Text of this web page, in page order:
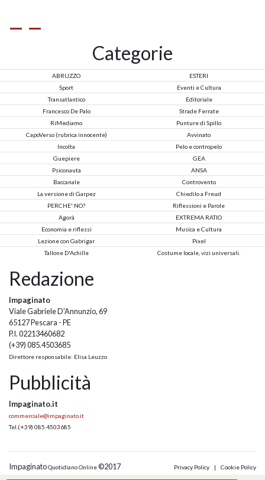
Categorie
ABRUZZO
ESTERI
Sport
Eventi e Cultura
Transatlantico
Editoriale
Francesco De Palo
Strade Ferrate
RiMediamo
Punture di Spillo
CapoVerso (rubrica innocente)
Avvinato
Incolta
Pelo e contropelo
Guepiere
GEA
Psiconauta
ANSA
Baccanale
Controvento
La versione di Garpez
Chiedilo a Freud
PERCHE' NO?
Riflessioni e Parole
Agorà
EXTREMA RATIO
Economia e riflessi
Musica e Cultura
Lezione con Gabrigar
Pixel
Tallone D'Achille
Costume locale, vizi universali.
Redazione
Impaginato
Viale Gabriele D'Annunzio, 69
65127 Pescara - PE
P.I. 02213460682
(+39) 085.4503685
Direttore responsabile: Elisa Leuzzo
Pubblicità
Impaginato.it
commerciale@impaginato.it
Tel. (+39) 085.4503685
ImpaginatoQuotidiano Online©2017 Privacy Policy | Cookie Policy